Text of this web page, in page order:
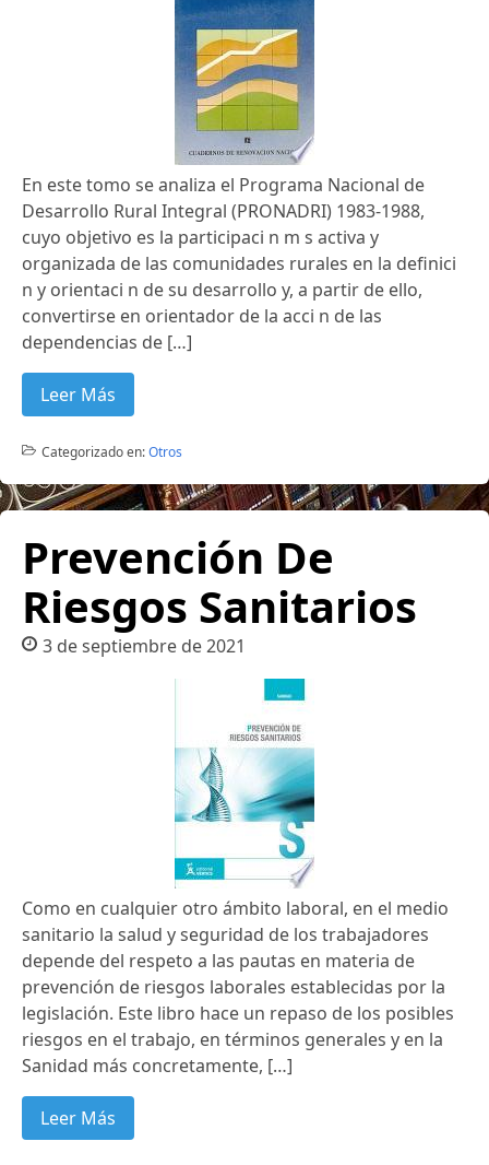
En este tomo se analiza el Programa Nacional de
Desarrollo Rural Integral (PRONADRI) 1983-1988,
cuyo objetivo es la participaci n m s activa y
organizada de las comunidades rurales en la definici
n y orientaci n de su desarrollo y, a partir de ello,
convertirse en orientador de la acci n de las
dependencias de […]
Leer Más
Categorizado en:Otros
Prevención De
Riesgos Sanitarios
3 de septiembre de 2021
Como en cualquier otro ámbito laboral, en el medio
sanitario la salud y seguridad de los trabajadores
depende del respeto a las pautas en materia de
prevención de riesgos laborales establecidas por la
legislación. Este libro hace un repaso de los posibles
riesgos en el trabajo, en términos generales y en la
Sanidad más concretamente, […]
Leer Más